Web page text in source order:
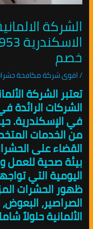
الشركة
خصم
/اقوى شركة مكافحة
تعتبر الشركة
الشركات
في الإسكندرية.
من الخدمات
القضاء على
بيئة صحية للعمل
اليومية التي
ظهور الحشرات
الصراصير،
الألمانية حلولاً